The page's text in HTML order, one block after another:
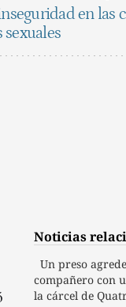
en las
sexuales
Noticias
Un preso
compañero con
la cárcel de